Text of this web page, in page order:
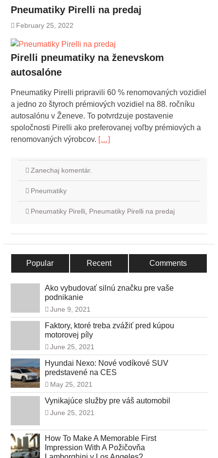
Pneumatiky Pirelli na predaj
February 25, 2022
Pirelli pneumatiky na ženevskom
autosalóne
Pneumatiky Pirelli pripravili 60 % renomovaných vozidiel
a jedno zo štyroch prémiových vozidiel na 88. ročníku
autosalónu v Ženeve. To potvrdzuje postavenie
spoločnosti Pirelli ako preferovanej voľby prémiových a
renomovaných výrobcov. […]
Zanechaj komentár.
Pneumatiky
Pneumatiky Pirelli, Pneumatiky Pirelli na predaj
Popular Recent Comments
Ako vybudovať silnú značku pre vaše
podnikanie
June 9, 2021
Faktory, ktoré treba zvážiť pred kúpou
motorovej píly
June 25, 2021
Hyundai Nexo: Nové vodíkové SUV
predstavené na CES
May 25, 2021
Vynikajúce služby pre váš automobil
June 25, 2021
How To Make A Memorable First
Impression With A Požičovňa